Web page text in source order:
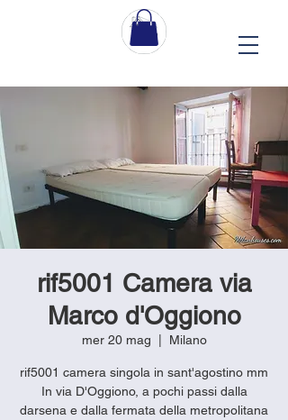
rif5001 Camera via
Marco d'Oggiono
mer 20 mag Milano
rif5001 camera singola in sant'agostino mm
In via D'Oggiono, a pochi passi dalla
darsena e dalla fermata della metropolitana